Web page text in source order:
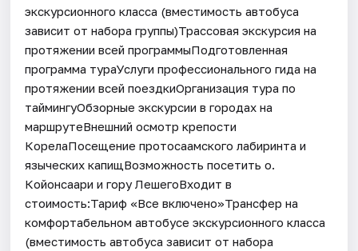
экскурсионного класса (вместимость автобуса
зависит от набора группы)Трассовая экскурсия на
протяжении всей программыПодготовленная
программа тураУслуги профессионального гида на
протяжении всей поездкиОрганизация тура по
таймингуОбзорные экскурсии в городах на
маршрутеВнешний осмотр крепости
КорелаПосещение протосаамского лабиринта и
языческих капищВозможность посетить о.
Койонсаари и гору ЛешегоВходит в
стоимость:Тариф «Все включено»Трансфер на
комфортабельном автобусе экскурсионного класса
(вместимость автобуса зависит от набора